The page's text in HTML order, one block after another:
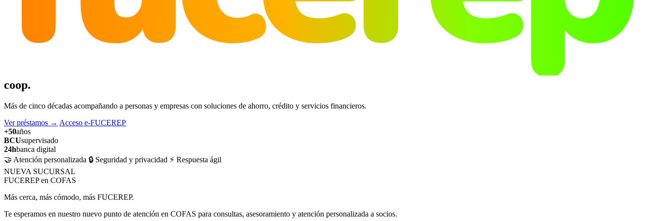
coop.
Más de cinco décadas acompañando a personas y empresas con soluciones de ahorro, crédito y servicios financieros.
Ver préstamos → Acceso e-FUCEREP
+50años
BCUsupervisado
24hbanca digital
🤝 Atención personalizada 🔒 Seguridad y privacidad ⚡ Respuesta ágil
NUEVA SUCURSAL
FUCEREP en COFAS
Más cerca, más cómodo, más FUCEREP.
Te esperamos en nuestro nuevo punto de atención en COFAS para consultas, asesoramiento y atención personalizada a socios.